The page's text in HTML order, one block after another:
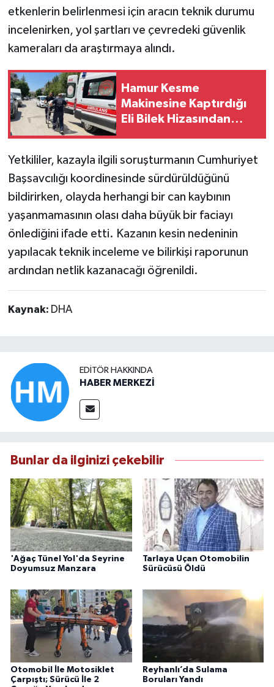
etkenlerin belirlenmesi için aracın teknik durumu
incelenirken, yol şartları ve çevredeki güvenlik
kameraları da araştırmaya alındı.
Hamur Kesme
Makinesine Kaptırdığı
Eli Bilek Hizasından
Yetkililer, kazayla ilgili soruşturmanın Cumhuriyet
Başsavcılığı koordinesinde sürdürüldüğünü
bildirirken, olayda herhangi bir can kaybının
yaşanmamasının olası daha büyük bir faciayı
önlediğini ifade etti. Kazanın kesin nedeninin
yapılacak teknik inceleme ve bilirkişi raporunun
ardından netlik kazanacağı öğrenildi.
Kaynak: DHA
EDITÖR HAKKINDA
HABER MERKEZİ
Bunlar da ilginizi çekebilir
'Ağaç Tünel Yol'da Seyrine
Doyumsuz Manzara
Tarlaya Uçan Otomobilin
Sürücüsü Öldü
Otomobil İle Motosiklet
Çarpıştı; Sürücü İle 2
Reyhanlı’da Sulama
Boruları Yandı